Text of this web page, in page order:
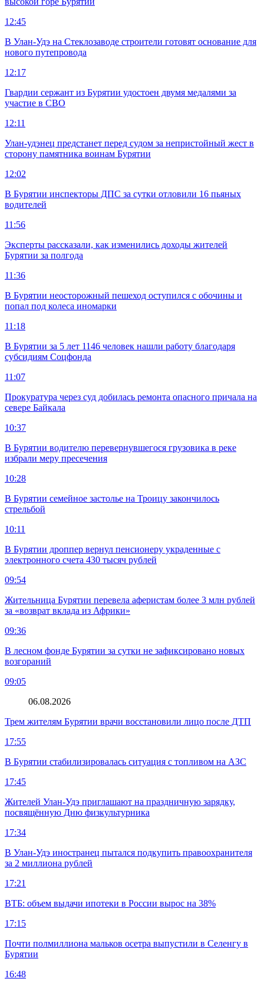
12:45
В Улан-Удэ на Стеклозаводе строители готовят основание для
нового путепровода
12:17
Гвардии сержант из Бурятии удостоен двумя медалями за
участие в СВО
12:11
Улан-удэнец предстанет перед судом за непристойный жест в
сторону памятника воинам Бурятии
12:02
В Бурятии инспекторы ДПС за сутки отловили 16 пьяных
водителей
11:56
Эксперты рассказали, как изменились доходы жителей
Бурятии за полгода
11:36
В Бурятии неосторожный пешеход оступился с обочины и
попал под колеса иномарки
11:18
В Бурятии за 5 лет 1146 человек нашли работу благодаря
субсидиям Соцфонда
11:07
Прокуратура через суд добилась ремонта опасного причала на
севере Байкала
10:37
В Бурятии водителю перевернувшегося грузовика в реке
избрали меру пресечения
10:28
В Бурятии семейное застолье на Троицу закончилось
стрельбой
10:11
В Бурятии дроппер вернул пенсионеру украденные с
электронного счета 430 тысяч рублей
09:54
Жительница Бурятии перевела аферистам более 3 млн рублей
за «возврат вклада из Африки»
09:36
В лесном фонде Бурятии за сутки не зафиксировано новых
возгораний
09:05
06.08.2026
Трем жителям Бурятии врачи восстановили лицо после ДТП
17:55
В Бурятии стабилизировалась ситуация с топливом на АЗС
17:45
Жителей Улан-Удэ приглашают на праздничную зарядку,
посвящённую Дню физкультурника
17:34
В Улан-Удэ иностранец пытался подкупить правоохранителя
за 2 миллиона рублей
17:21
ВТБ: объем выдачи ипотеки в России вырос на 38%
17:15
Почти полмиллиона мальков осетра выпустили в Селенгу в
Бурятии
16:48